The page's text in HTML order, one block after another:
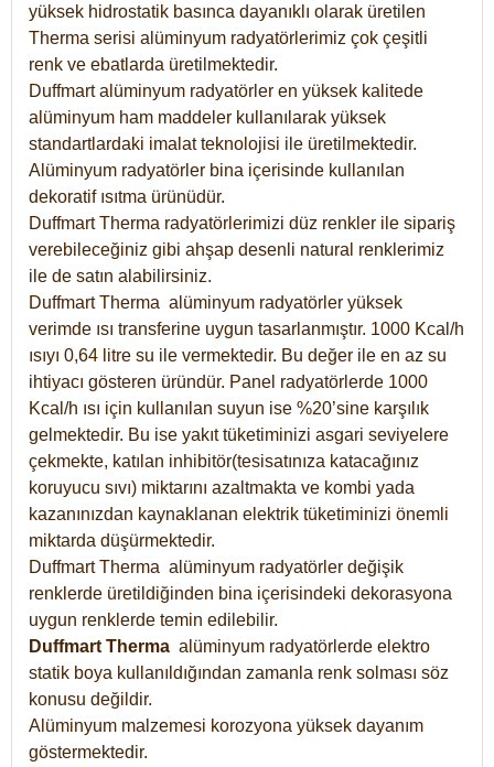
yüksek hidrostatik basınca dayanıklı olarak üretilen
Therma serisi alüminyum radyatörlerimiz çok çeşitli
renk ve ebatlarda üretilmektedir.
Duffmart alüminyum radyatörler en yüksek kalitede
alüminyum ham maddeler kullanılarak yüksek
standartlardaki imalat teknolojisi ile üretilmektedir.
Alüminyum radyatörler bina içerisinde kullanılan
dekoratif ısıtma ürünüdür.
Duffmart Therma radyatörlerimizi düz renkler ile sipariş
verebileceğiniz gibi ahşap desenli natural renklerimiz
ile de satın alabilirsiniz.
Duffmart Therma alüminyum radyatörler yüksek
verimde ısı transferine uygun tasarlanmıştır. 1000 Kcal/h
ısıyı 0,64 litre su ile vermektedir. Bu değer ile en az su
ihtiyacı gösteren üründür. Panel radyatörlerde 1000
Kcal/h ısı için kullanılan suyun ise %20’sine karşılık
gelmektedir. Bu ise yakıt tüketiminizi asgari seviyelere
çekmekte, katılan inhibitör(tesisatınıza katacağınız
koruyucu sıvı) miktarını azaltmakta ve kombi yada
kazanınızdan kaynaklanan elektrik tüketiminizi önemli
miktarda düşürmektedir.
Duffmart Therma alüminyum radyatörler değişik
renklerde üretildiğinden bina içerisindeki dekorasyona
uygun renklerde temin edilebilir.
Duffmart Therma alüminyum radyatörlerde elektro
statik boya kullanıldığından zamanla renk solması söz
konusu değildir.
Alüminyum malzemesi korozyona yüksek dayanım
göstermektedir.